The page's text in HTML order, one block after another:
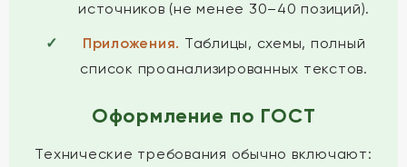
источников (не менее 30–40 позиций).
Приложения. Таблицы, схемы, полный
список проанализированных текстов.
Оформление по ГОСТ
Технические требования обычно включают: